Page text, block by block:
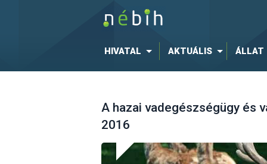
HIVATAL AKTUÁLIS ÁLLAT
A hazai vadegészségügy és
2016